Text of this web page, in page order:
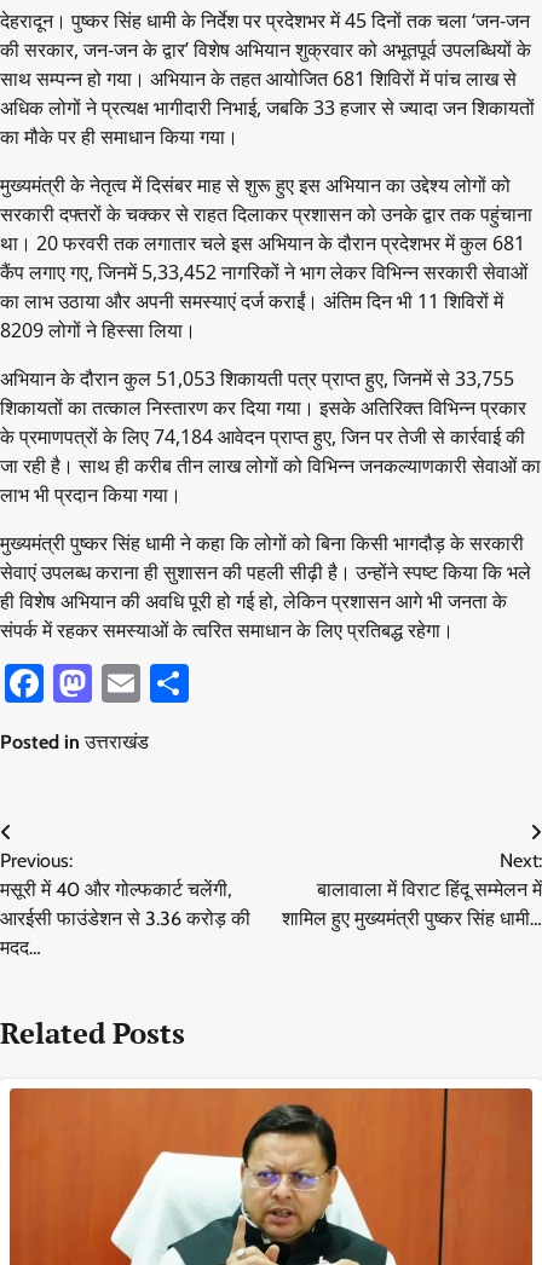
देहरादून। पुष्कर सिंह धामी के निर्देश पर प्रदेशभर में 45 दिनों तक चला ‘जन-जन
की सरकार, जन-जन के द्वार’ विशेष अभियान शुक्रवार को अभूतपूर्व उपलब्धियों के
साथ सम्पन्न हो गया। अभियान के तहत आयोजित 681 शिविरों में पांच लाख से
अधिक लोगों ने प्रत्यक्ष भागीदारी निभाई, जबकि 33 हजार से ज्यादा जन शिकायतों
का मौके पर ही समाधान किया गया।
मुख्यमंत्री के नेतृत्व में दिसंबर माह से शुरू हुए इस अभियान का उद्देश्य लोगों को
सरकारी दफ्तरों के चक्कर से राहत दिलाकर प्रशासन को उनके द्वार तक पहुंचाना
था। 20 फरवरी तक लगातार चले इस अभियान के दौरान प्रदेशभर में कुल 681
कैंप लगाए गए, जिनमें 5,33,452 नागरिकों ने भाग लेकर विभिन्न सरकारी सेवाओं
का लाभ उठाया और अपनी समस्याएं दर्ज कराईं। अंतिम दिन भी 11 शिविरों में
8209 लोगों ने हिस्सा लिया।
अभियान के दौरान कुल 51,053 शिकायती पत्र प्राप्त हुए, जिनमें से 33,755
शिकायतों का तत्काल निस्तारण कर दिया गया। इसके अतिरिक्त विभिन्न प्रकार
के प्रमाणपत्रों के लिए 74,184 आवेदन प्राप्त हुए, जिन पर तेजी से कार्रवाई की
जा रही है। साथ ही करीब तीन लाख लोगों को विभिन्न जनकल्याणकारी सेवाओं का
लाभ भी प्रदान किया गया।
मुख्यमंत्री पुष्कर सिंह धामी ने कहा कि लोगों को बिना किसी भागदौड़ के सरकारी
सेवाएं उपलब्ध कराना ही सुशासन की पहली सीढ़ी है। उन्होंने स्पष्ट किया कि भले
ही विशेष अभियान की अवधि पूरी हो गई हो, लेकिन प्रशासन आगे भी जनता के
संपर्क में रहकर समस्याओं के त्वरित समाधान के लिए प्रतिबद्ध रहेगा।
Facebook
Mastodon
Email
Posted inउत्तराखंड
Post
navigation
Previous:
मसूरी में 40 और गोल्फकार्ट चलेंगी,
आरईसी फाउंडेशन से 3.36 करोड़ की
मदद…
Next:
बालावाला में विराट हिंदू सम्मेलन में
शामिल हुए मुख्यमंत्री पुष्कर सिंह धामी…
Related Posts